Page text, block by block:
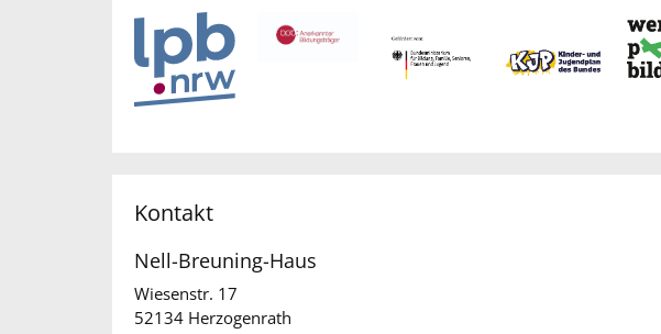
Kontakt
Nell-Breuning-Haus
Wiesenstr. 17
52134 Herzogenrath